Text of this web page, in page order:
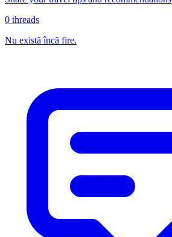
0 threads
Nu există încă fire.